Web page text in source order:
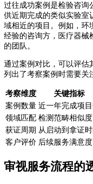
过往成功案例是检验咨询
供近期完成的类似实验室
域相近的项目。例如，环
经验的咨询方，医疗器械
的团队。
通过案例对比，可以评估
列出了考察案例时需要关
考察维度 关键指标
案例数量 近一年完成项
领域匹配 检测范畴相似度
获证周期 从启动到拿证
客户评价 后续服务满意度
审视服务流程的